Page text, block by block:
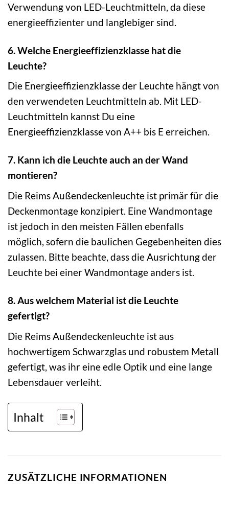
Verwendung von LED-Leuchtmitteln, da diese
energieeffizienter und langlebiger sind.
6. Welche Energieeffizienzklasse hat die
Leuchte?
Die Energieeffizienzklasse der Leuchte hängt von
den verwendeten Leuchtmitteln ab. Mit LED-
Leuchtmitteln kannst Du eine
Energieeffizienzklasse von A++ bis E erreichen.
7. Kann ich die Leuchte auch an der Wand
montieren?
Die Reims Außendeckenleuchte ist primär für die
Deckenmontage konzipiert. Eine Wandmontage
ist jedoch in den meisten Fällen ebenfalls
möglich, sofern die baulichen Gegebenheiten dies
zulassen. Bitte beachte, dass die Ausrichtung der
Leuchte bei einer Wandmontage anders ist.
8. Aus welchem Material ist die Leuchte
gefertigt?
Die Reims Außendeckenleuchte ist aus
hochwertigem Schwarzglas und robustem Metall
gefertigt, was ihr eine edle Optik und eine lange
Lebensdauer verleiht.
Inhalt
ZUSÄTZLICHE INFORMATIONEN